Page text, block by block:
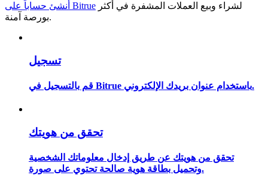
تحليل البيانات الضخمة بما في ذلك المعلومات التجارية، وما
أنشئ حساباً على Bitrue
بورصة آمنة.
تسجيل
قم بالتسجيل في Bitrue باستخدام عنوان بريدك الإلكتروني.
تحقق من هويتك
تحقق من هويتك عن طريق إدخال معلوماتك الشخصية
وتحميل بطاقة هوية صالحة تحتوي على صورة.